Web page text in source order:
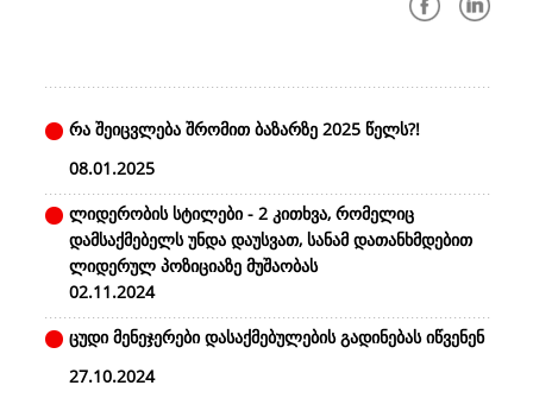
რა შეიცვლება შრომით ბაზარზე 2025 წელს?!
08.01.2025
ლიდერობის სტილები - 2 კითხვა, რომელიც
დამსაქმებელს უნდა დაუსვათ, სანამ დათანხმდებით
ლიდერულ პოზიციაზე მუშაობას
02.11.2024
ცუდი მენეჯერები დასაქმებულების გადინებას იწვენენ
27.10.2024